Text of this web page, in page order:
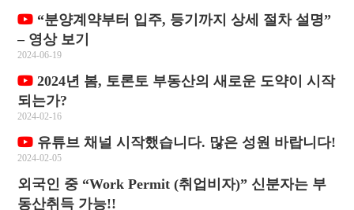
“분양계약부터 입주, 등기까지 상세 절차 설명”
– 영상 보기
2024-06-19
2024년 봄, 토론토 부동산의 새로운 도약이 시작
되는가?
2024-02-16
유튜브 채널 시작했습니다. 많은 성원 바랍니다!
2024-02-05
외국인 중 “Work Permit (취업비자)” 신분자는 부
동산취득 가능!!